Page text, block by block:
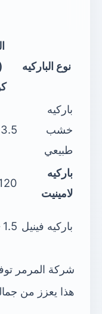
نوع الباركيه
باركيه
خشب
طبيعي
3.5 – 7
باركيه
لامينيت
– 150
باركيه فينيل 1.5 – 4
شركة المرمر
هذا يعزز من